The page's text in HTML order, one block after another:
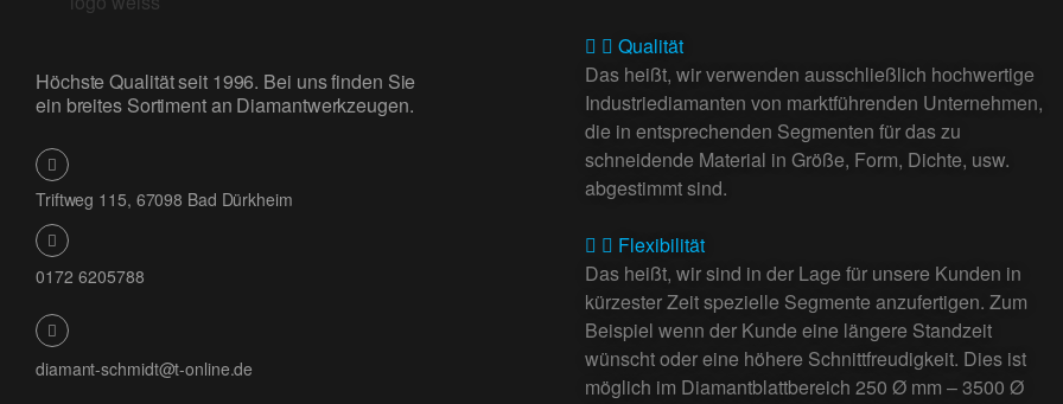
Höchste Qualität seit 1996. Bei uns finden Sie
ein breites Sortiment an Diamantwerkzeugen.
Triftweg 115, 67098 Bad Dürkheim
0172 6205788
diamant-schmidt@t-online.de
Qualität
Das heißt, wir verwenden ausschließlich hochwertige
Industriediamanten von marktführenden Unternehmen,
die in entsprechenden Segmenten für das zu
schneidende Material in Größe, Form, Dichte, usw.
abgestimmt sind.
Flexibilität
Das heißt, wir sind in der Lage für unsere Kunden in
kürzester Zeit spezielle Segmente anzufertigen. Zum
Beispiel wenn der Kunde eine längere Standzeit
wünscht oder eine höhere Schnittfreudigkeit. Dies ist
möglich im Diamantblattbereich 250 Ø mm – 3500 Ø